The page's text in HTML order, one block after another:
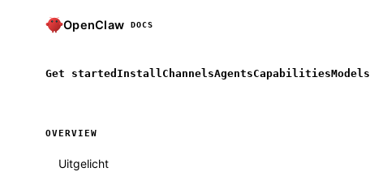
OpenClaw DOCS
Get started Install ChannelsAgentsCapabilitiesModels
OVERVIEW
Uitgelicht